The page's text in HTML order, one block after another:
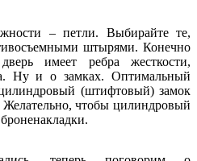
– петли. Выбирайте те,
штырями. Конечно
имеет ребра жесткости,
Ну и о замках. Оптимальный
(штифтовый) замок
Желательно, чтобы цилиндровый